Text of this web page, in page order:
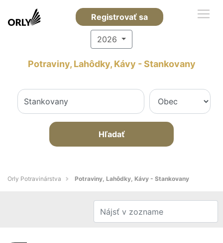
Registrovať sa
2026
Potraviny, Lahôdky, Kávy - Stankovany
Hľadať
Orly Potravinárstva Potraviny, Lahôdky, Kávy - Stankovany